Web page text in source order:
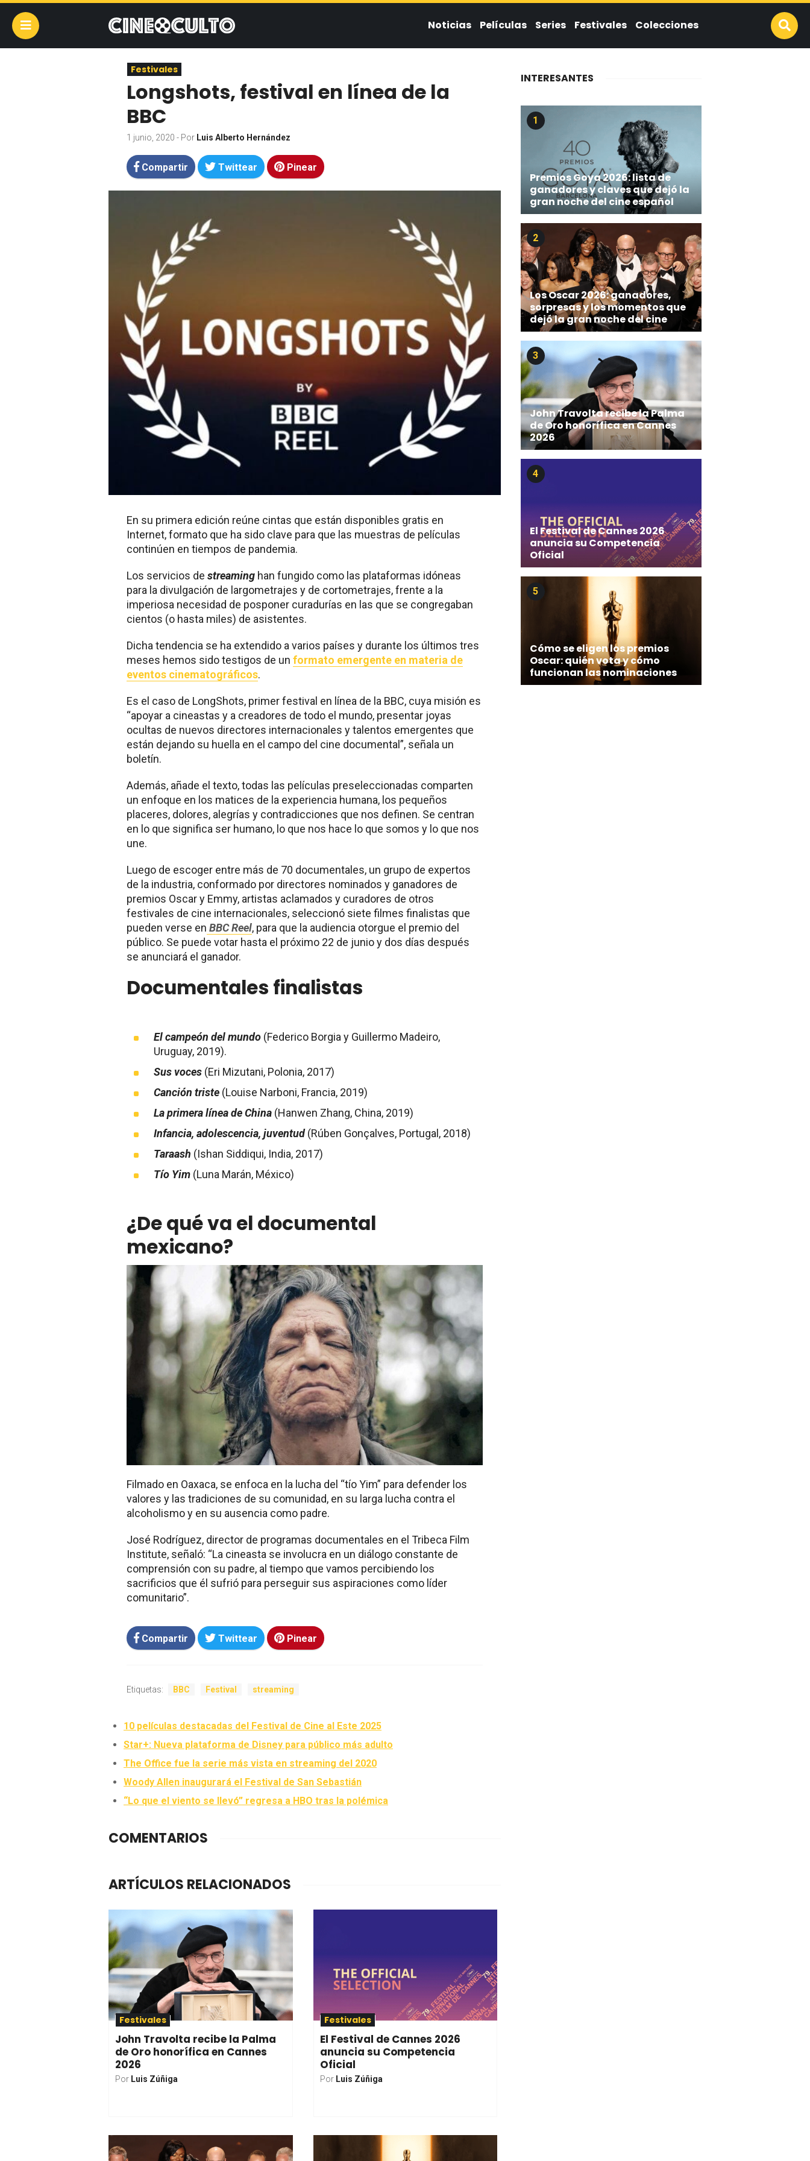
Noticias Películas Series Festivales Colecciones
Festivales
Longshots, festival en línea de la
BBC
1 junio, 2020 - Por Luis Alberto Hernández
Compartir Twittear Pinear
En su primera edición reúne cintas que están disponibles gratis en
Internet, formato que ha sido clave para que las muestras de películas
continúen en tiempos de pandemia.
Los servicios de streaming han fungido como las plataformas idóneas
para la divulgación de largometrajes y de cortometrajes, frente a la
imperiosa necesidad de posponer curadurías en las que se congregaban
cientos (o hasta miles) de asistentes.
Dicha tendencia se ha extendido a varios países y durante los últimos tres
meses hemos sido testigos de un formato emergente en materia de
eventos cinematográficos.
Es el caso de LongShots, primer festival en línea de la BBC, cuya misión es
“apoyar a cineastas y a creadores de todo el mundo, presentar joyas
ocultas de nuevos directores internacionales y talentos emergentes que
están dejando su huella en el campo del cine documental”, señala un
boletín.
Además, añade el texto, todas las películas preseleccionadas comparten
un enfoque en los matices de la experiencia humana, los pequeños
placeres, dolores, alegrías y contradicciones que nos definen. Se centran
en lo que significa ser humano, lo que nos hace lo que somos y lo que nos
une.
Luego de escoger entre más de 70 documentales, un grupo de expertos
de la industria, conformado por directores nominados y ganadores de
premios Oscar y Emmy, artistas aclamados y curadores de otros
festivales de cine internacionales, seleccionó siete filmes finalistas que
pueden verse en BBC Reel, para que la audiencia otorgue el premio del
público. Se puede votar hasta el próximo 22 de junio y dos días después
se anunciará el ganador.
Documentales finalistas
El campeón del mundo (Federico Borgia y Guillermo Madeiro,
Uruguay, 2019).
Sus voces (Eri Mizutani, Polonia, 2017)
Canción triste (Louise Narboni, Francia, 2019)
La primera línea de China (Hanwen Zhang, China, 2019)
Infancia, adolescencia, juventud(Rúben Gonçalves, Portugal, 2018)
Taraash (Ishan Siddiqui, India, 2017)
Tío Yim (Luna Marán, México)
¿De qué va el documental
mexicano?
Filmado en Oaxaca, se enfoca en la lucha del “tío Yim” para defender los
valores y las tradiciones de su comunidad, en su larga lucha contra el
alcoholismo y en su ausencia como padre.
José Rodríguez, director de programas documentales en el Tribeca Film
Institute, señaló: “La cineasta se involucra en un diálogo constante de
comprensión con su padre, al tiempo que vamos percibiendo los
sacrificios que él sufrió para perseguir sus aspiraciones como líder
comunitario”.
Compartir Twittear Pinear
Etiquetas: BBC Festival streaming
10 películas destacadas del Festival de Cine al Este 2025
Star+: Nueva plataforma de Disney para público más adulto
The Office fue la serie más vista en streaming del 2020
Woody Allen inaugurará el Festival de San Sebastián
“Lo que el viento se llevó” regresa a HBO tras la polémica
COMENTARIOS
ARTÍCULOS RELACIONADOS
Festivales
John Travolta recibe la Palma
de Oro honorífica en Cannes
2026
Por Luis Zúñiga
Festivales
El Festival de Cannes 2026
anuncia su Competencia
Oficial
Por Luis Zúñiga
INTERESANTES
1
Premios Goya 2026: lista de
ganadores y claves que dejó la
gran noche del cine español
2
Los Oscar 2026: ganadores,
sorpresas y los momentos que
dejó la gran noche del cine
3
John Travolta recibe la Palma
de Oro honorífica en Cannes
2026
4
El Festival de Cannes 2026
anuncia su Competencia
Oficial
5
Cómo se eligen los premios
Oscar: quién vota y cómo
funcionan las nominaciones